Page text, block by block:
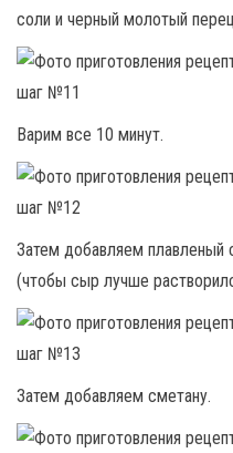
соли и черный молотый
Варим все 10 минут.
Затем добавляем плавленый
(чтобы сыр лучше
Затем добавляем сметану.